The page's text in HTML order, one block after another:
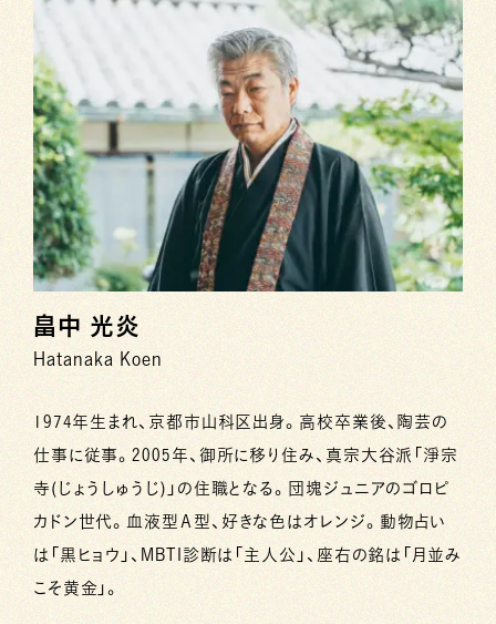
畠中 光炎
Hatanaka Koen
1974年生まれ、京都市山科区出身。高校卒業後、陶芸の
仕事に従事。2005年、御所に移り住み、真宗大谷派「淨宗
寺(じょうしゅうじ)」の住職となる。団塊ジュニアのゴロピ
カドン世代。血液型Ａ型、好きな色はオレンジ。動物占い
は「黒ヒョウ」、MBTI診断は「主人公」、座右の銘は「月並み
こそ黄金」。